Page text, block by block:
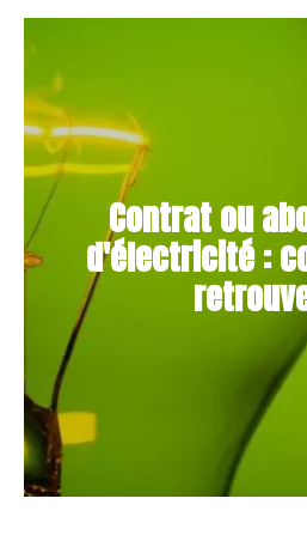
Contrat ou
d'électricité :